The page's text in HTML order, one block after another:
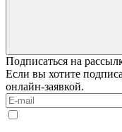
Подписаться на
Если вы хотите
онлайн-заявкой.